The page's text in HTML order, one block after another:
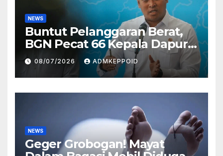
NEWS
Buntut Pelanggaran Berat,
BGN Pecat 66 Kepala Dapur
MBG dan Ungkap Alasannya
08/07/2026 ADMKEPPOID
NEWS
Geger Grobogan! Mayat